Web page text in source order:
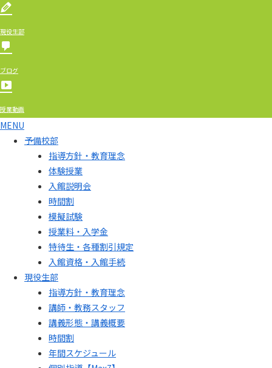
現役生部
ブログ
授業動画
MENU
予備校部
指導方針・教育理念
体験授業
入館説明会
時間割
模擬試験
授業料・入学金
特待生・各種割引規定
入館資格・入館手続
現役生部
指導方針・教育理念
講師・教務スタッフ
講義形態・講義概要
時間割
年間スケジュール